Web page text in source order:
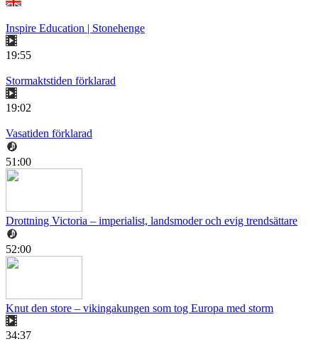
Inspire Education | Stonehenge
19:55
Stormaktstiden förklarad
19:02
Vasatiden förklarad
51:00
Drottning Victoria – imperialist, landsmoder och evig trendsättare
52:00
Knut den store – vikingakungen som tog Europa med storm
34:37